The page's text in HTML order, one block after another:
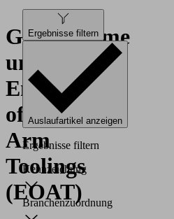
Greifsysteme
und
End-
of-
Arm
Toolings
(EOAT)
Ergebnisse filtern
Auslaufartikel anzeigen
Ergebnisse filtern
Kennzeichung
Branchenzuordnung